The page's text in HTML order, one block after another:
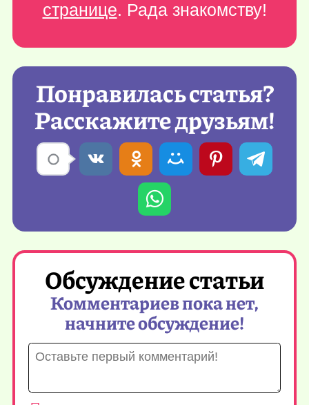
странице. Рада знакомству!
Понравилась статья?
Расскажите друзьям!
Обсуждение статьи
Комментариев пока нет,
начните обсуждение!